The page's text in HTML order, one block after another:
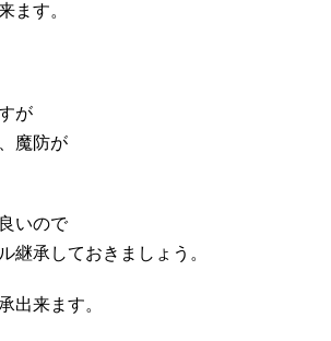
ます。
が
魔防が
いので
継承しておきましょう。
出来ます。